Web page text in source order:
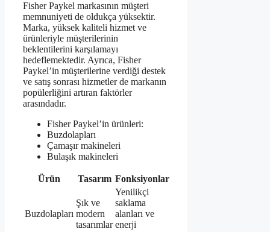
Fisher Paykel markasının müşteri
memnuniyeti de oldukça yüksektir.
Marka, yüksek kaliteli hizmet ve
ürünleriyle müşterilerinin
beklentilerini karşılamayı
hedeflemektedir. Ayrıca, Fisher
Paykel’in müşterilerine verdiği destek
ve satış sonrası hizmetler de markanın
popülerliğini artıran faktörler
arasındadır.
Fisher Paykel’in ürünleri:
Buzdolapları
Çamaşır makineleri
Bulaşık makineleri
Ürün Tasarım Fonksiyonlar
Buzdolapları
Şık ve
modern
tasarımlar
Yenilikçi
saklama
alanları ve
enerji